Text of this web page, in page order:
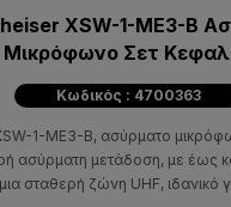
XSW-1-ME3-B
Μικρόφωνο Σετ
Κωδικός : 4700363
1-ME3-B, ασύρματο
ασύρματη μετάδοση, με έως
σταθερή ζώνη UHF, ιδανικό